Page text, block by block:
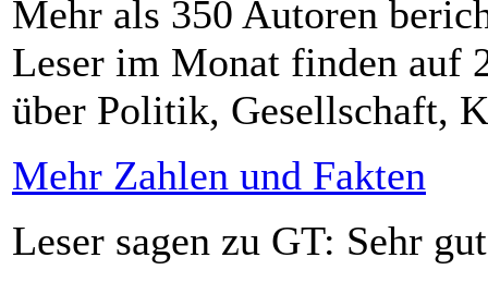
Mehr als 350 Autoren
Leser im Monat finden auf
über Politik, Gesellschaft,
Mehr Zahlen und Fakten
Leser sagen zu GT: Sehr